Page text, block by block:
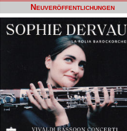
Neuveröffentlichungen